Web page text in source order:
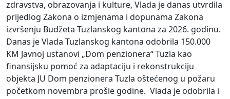
zdravstva, obrazovanja i kulture, Vlada je danas utvrdila
prijedlog Zakona o izmjenama i dopunama Zakona
izvršenju Budžeta Tuzlanskog kantona za 2026. godinu.
Danas je Vlada Tuzlanskog kantona odobrila 150.000
KM Javnoj ustanovi „Dom penzionera“ Tuzla kao
finansijsku pomoć za adaptaciju i rekonstrukciju
objekta JU Dom penzionera Tuzla oštećenog u požaru
početkom novembra prošle godine. Vlada je odobrila i